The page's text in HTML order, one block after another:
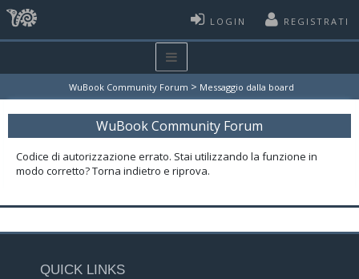
LOGIN REGISTRATI
WuBook Community Forum > Messaggio dalla board
WuBook Community Forum
Codice di autorizzazione errato. Stai utilizzando la funzione in
modo corretto? Torna indietro e riprova.
QUICK LINKS